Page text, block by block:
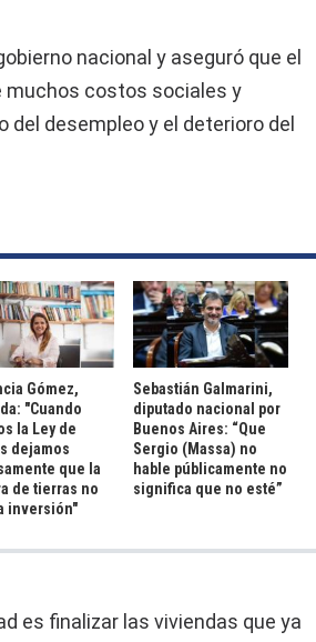
nacional y aseguró que el
muchos costos sociales y
desempleo y el deterioro del
Gómez,
"Cuando
la Ley de
dejamos
que la
de tierras no
inversión"
Sebastián Galmarini,
diputado nacional por
Buenos Aires: “Que
Sergio (Massa) no
hable públicamente no
significa que no esté”
es finalizar las viviendas que ya